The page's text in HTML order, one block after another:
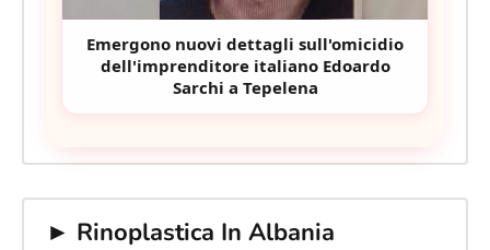
Emergono nuovi dettagli sull'omicidio
dell'imprenditore italiano Edoardo
Sarchi a Tepelena
► Rinoplastica In Albania